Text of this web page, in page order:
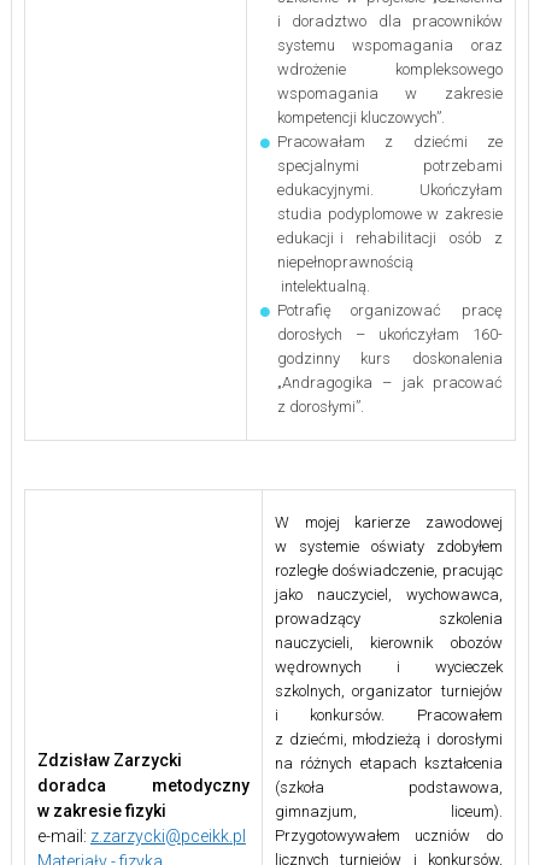
i doradztwo dla pracowników
systemu wspomagania oraz
wdrożenie kompleksowego
wspomagania w zakresie
kompetencji kluczowych”.
Pracowałam z dziećmi ze
specjalnymi potrzebami
edukacyjnymi. Ukończyłam
studia podyplomowe w zakresie
edukacji i rehabilitacji osób z
niepełnoprawnością
intelektualną.
Potrafię organizować pracę
dorosłych – ukończyłam 160-
godzinny kurs doskonalenia
„Andragogika – jak pracować
z dorosłymi”.
Zdzisław Zarzycki
doradca metodyczny
w zakresie fizyki
e-mail: z.zarzycki@pceikk.pl
W mojej karierze zawodowej
w systemie oświaty zdobyłem
rozległe doświadczenie, pracując
jako nauczyciel, wychowawca,
prowadzący szkolenia
nauczycieli, kierownik obozów
wędrownych i wycieczek
szkolnych, organizator turniejów
i konkursów. Pracowałem
z dziećmi, młodzieżą i dorosłymi
na różnych etapach kształcenia
(szkoła podstawowa,
gimnazjum, liceum).
Przygotowywałem uczniów do
licznych turniejów i konkursów,